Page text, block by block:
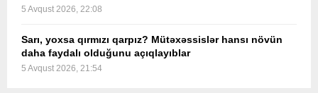
5 Avqust 2026, 22:08
Sarı, yoxsa qırmızı qarpız? Mütəxəssislər hansı növün
daha faydalı olduğunu açıqlayıblar
5 Avqust 2026, 21:54